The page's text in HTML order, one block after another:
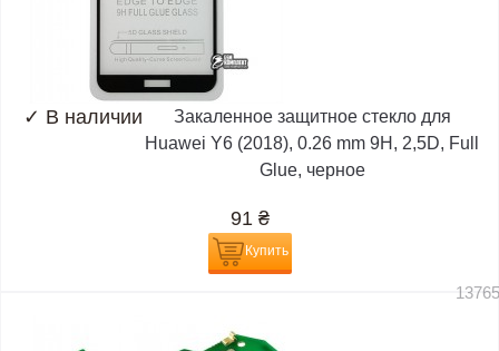
✓ В наличии
Закаленное защитное стекло для
Huawei Y6 (2018), 0.26 mm 9H, 2,5D, Full
Glue, черное
91 ₴
Купить